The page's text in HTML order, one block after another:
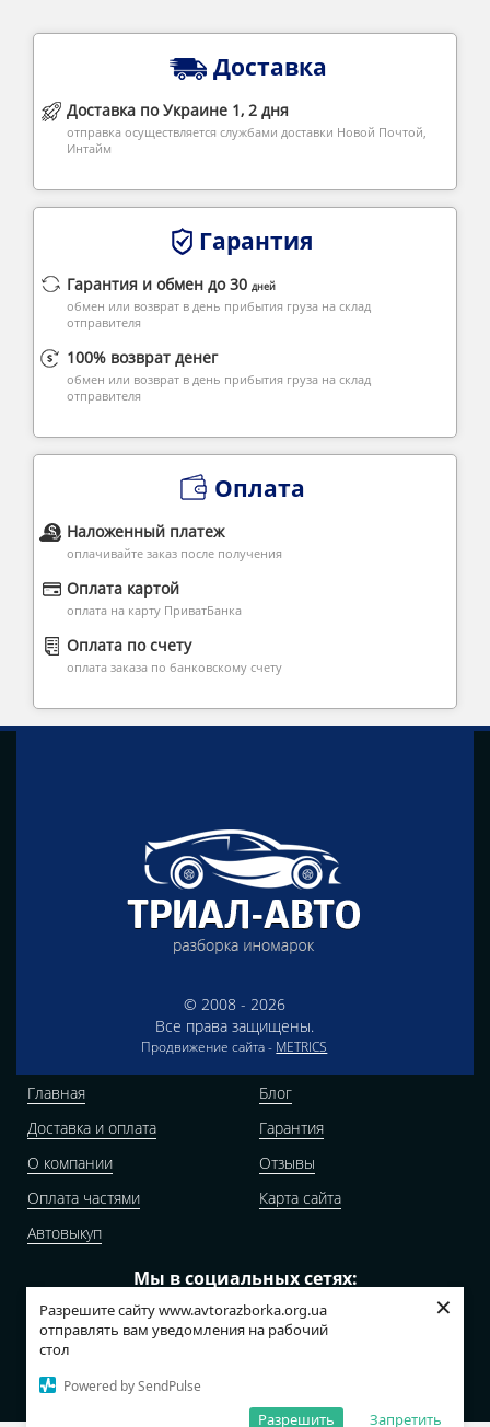
Разрешите сайту www.avtorazborka.org.ua
отправлять вам уведомления на рабочий
стол
Powered by SendPulse
Запретить
Разрешить
×
Доставка
Доставка по Украине 1, 2 дня
отправка осуществляется службами доставки Новой Почтой,
Интайм
Гарантия
Гарантия и обмен до 30 дней
обмен или возврат в день прибытия груза на склад
отправителя
100% возврат денег
обмен или возврат в день прибытия груза на склад
отправителя
Оплата
Наложенный платеж
оплачивайте заказ после получения
Оплата картой
оплата на карту ПриватБанка
Оплата по счету
оплата заказа по банковскому счету
© 2008 - 2026
Все права защищены.
Продвижение сайта - METRICS
Главная
Доставка и оплата
О компании
Оплата частями
Автовыкуп
Блог
Гарантия
Отзывы
Карта сайта
Мы в социальных сетях:
Адреса наших складов:
г.Киев, Калачевская, 13